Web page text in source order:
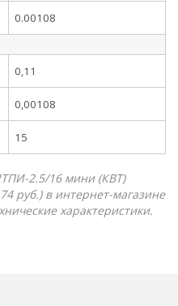
0.00108
0,11
0,00108
15
2.5/16 мини (КВТ)
руб.) в интернет-магазине
характеристики.